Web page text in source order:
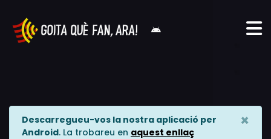
Descarregueu-vos la nostra aplicació per
Android. La trobareu en aquest enllaç
×